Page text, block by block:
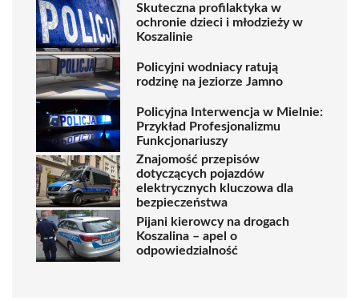
Skuteczna profilaktyka w
ochronie dzieci i młodzieży w
Koszalinie
Policyjni wodniacy ratują
rodzinę na jeziorze Jamno
Policyjna Interwencja w Mielnie:
Przykład Profesjonalizmu
Funkcjonariuszy
Znajomość przepisów
dotyczących pojazdów
elektrycznych kluczowa dla
bezpieczeństwa
Pijani kierowcy na drogach
Koszalina – apel o
odpowiedzialność